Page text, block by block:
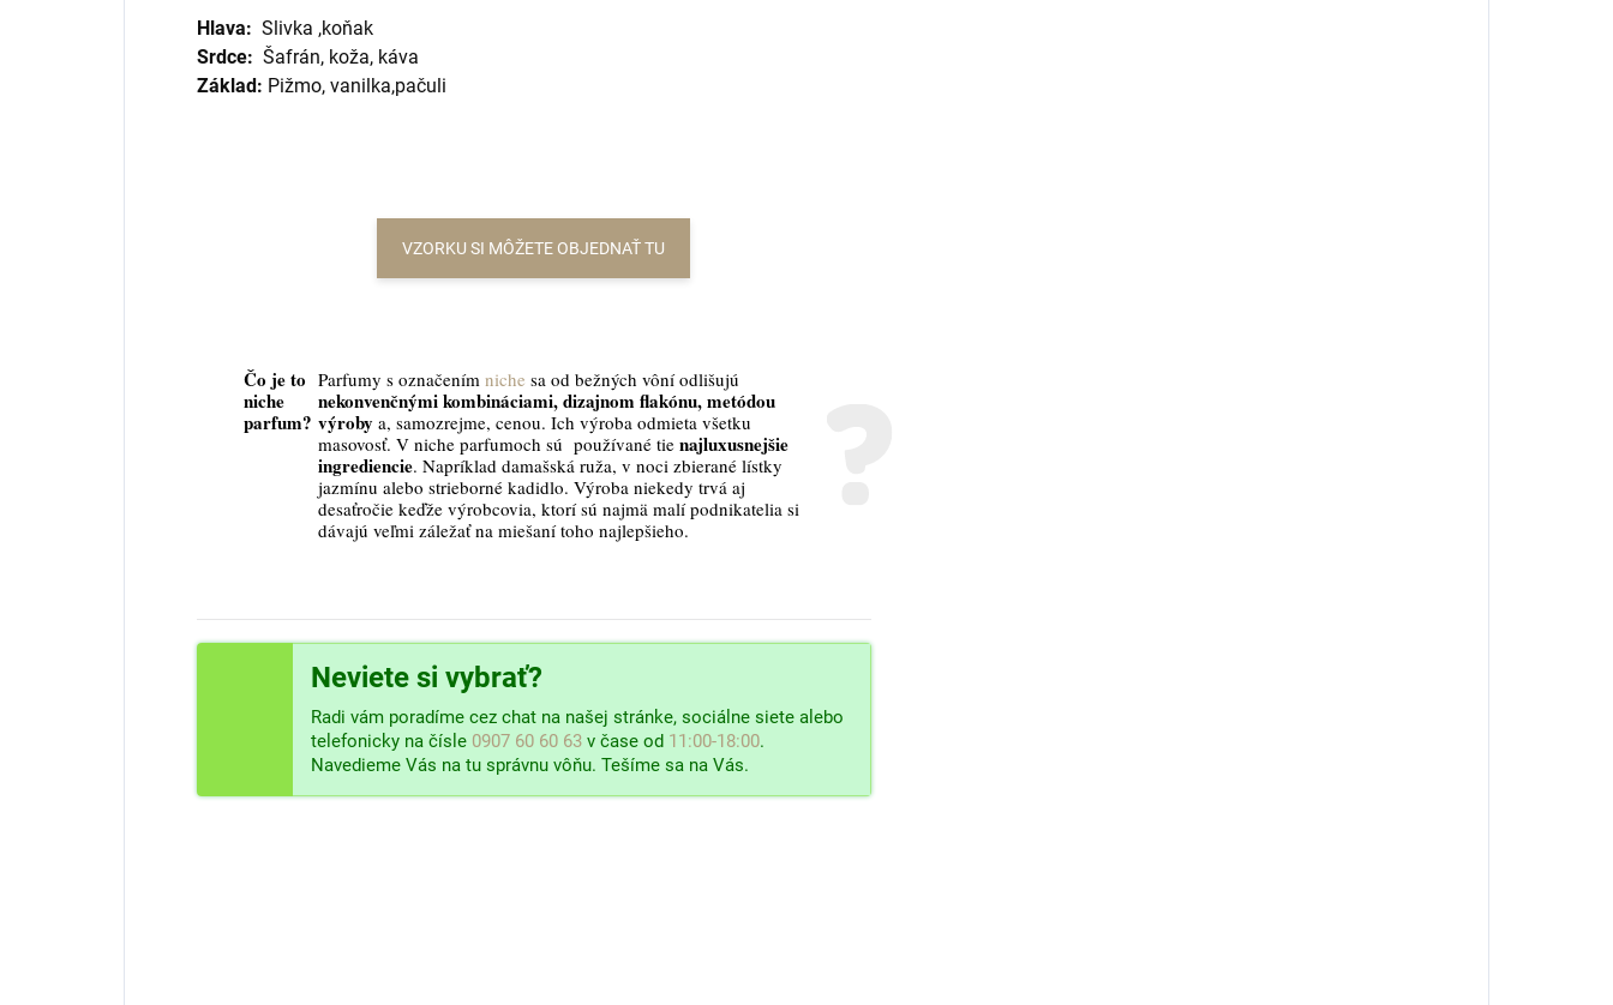
Hlava: Slivka ,koňak
Srdce: Šafrán, koža, káva
Základ: Pižmo, vanilka,pačuli
VZORKU SI MÔŽETE OBJEDNAŤ TU
Čo je to
niche
parfum?
Parfumy s označením niche sa od bežných vôní odlišujú
nekonvenčnými kombináciami, dizajnom flakónu, metódou
výroby a, samozrejme, cenou. Ich výroba odmieta všetku
masovosť. V niche parfumoch sú používané tie najluxusnejšie
ingrediencie. Napríklad damašská ruža, v noci zbierané lístky
jazmínu alebo strieborné kadidlo. Výroba niekedy trvá aj
desaťročie keďže výrobcovia, ktorí sú najmä malí podnikatelia si
dávajú veľmi záležať na miešaní toho najlepšieho.
Neviete si vybrať?
Radi vám poradíme cez chat na našej stránke, sociálne siete alebo
telefonicky na čísle 0907 60 60 63 v čase od 11:00-18:00.
Navedieme Vás na tu správnu vôňu. Tešíme sa na Vás.